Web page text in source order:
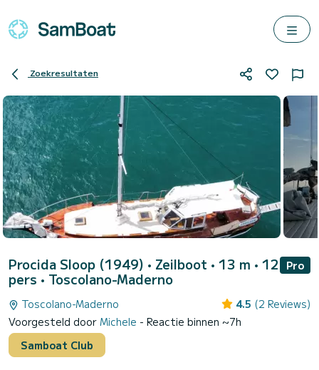
Zoekresultaten
Procida Sloop (1949) • Zeilboot • 13 m • 12
pers • Toscolano-Maderno
Pro
Toscolano-Maderno 4.5 (2 Reviews)
Voorgesteld door Michele - Reactie binnen ~7h
Samboat Club